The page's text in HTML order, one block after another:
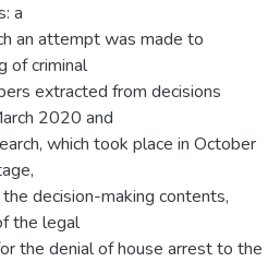
a
an attempt was made to
of criminal
extracted from decisions
2020 and
which took place in October
decision-making contents,
the legal
the denial of house arrest to the